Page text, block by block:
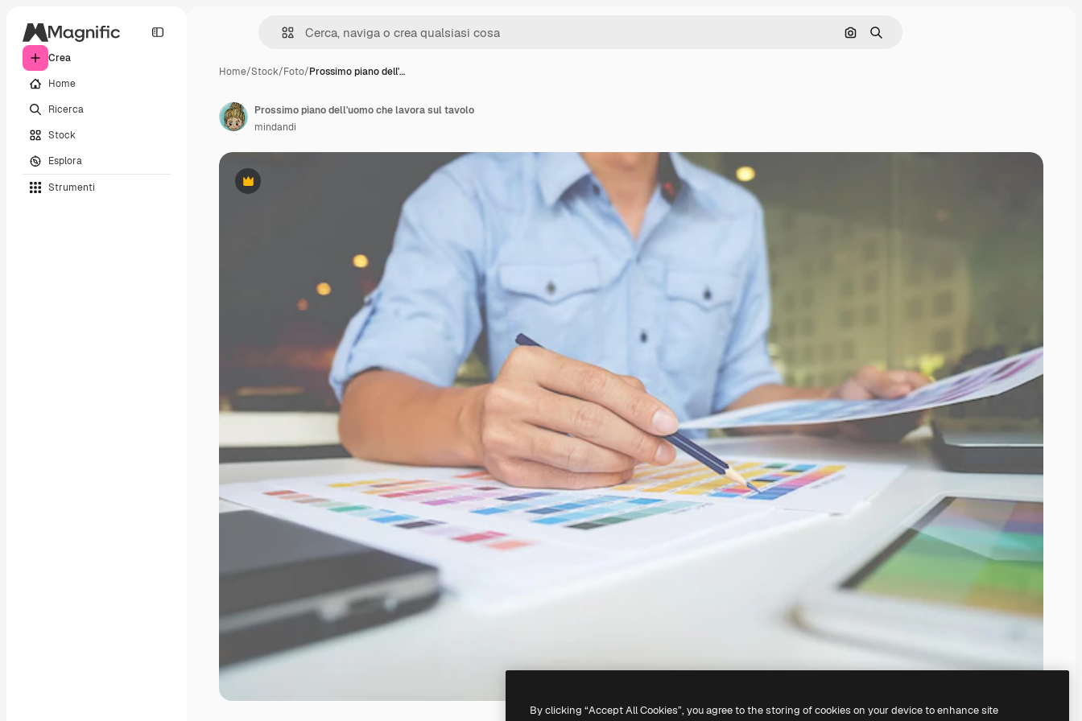
Crea
Home
Ricerca
Stock
Esplora
Strumenti
Cerca per immagine
Ricerca
Home/Stock/Foto/Prossimo piano dell'…
Premium
Prossimo piano dell'uomo che lavora sul tavolo
mindandi
By clicking “Accept All Cookies”, you agree to the storing of cookies on your device to enhance site